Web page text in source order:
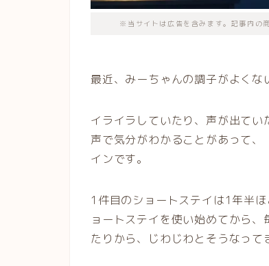
※当サイトは広告を含みます。記事内の
最近、みーちゃんの調子がよくな
イライラしていたり、声が出て
声で気分がわかることがあって
インです。
1件目のショートステイは1年半
ョートステイを使い始めてから
たりから、じわじわとそうなって